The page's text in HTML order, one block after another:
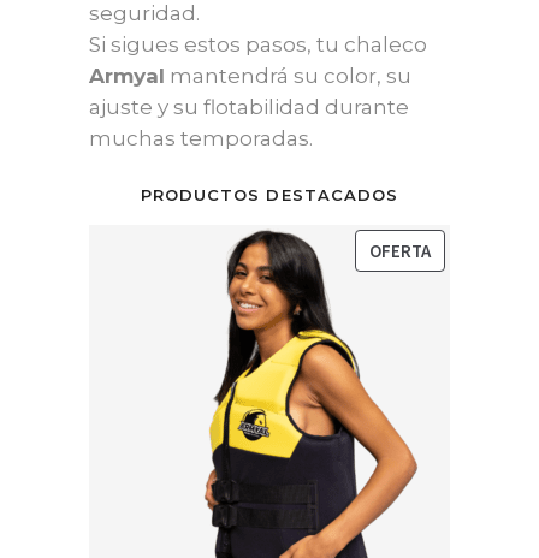
seguridad.
Si sigues estos pasos, tu chaleco
Armyal mantendrá su color, su
ajuste y su flotabilidad durante
muchas temporadas.
PRODUCTOS DESTACADOS
OFERTAPRODUCTO